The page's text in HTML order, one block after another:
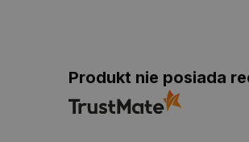
Produkt nie posiada